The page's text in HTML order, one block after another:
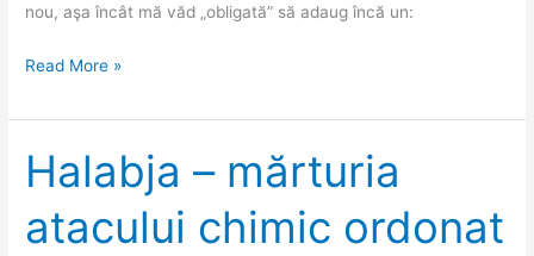
nou, aşa încât mă văd „obligată” să adaug încă un:
Kurdistanul
dintr-
un
film
Read More »
Halabja – mărturia
atacului chimic ordonat